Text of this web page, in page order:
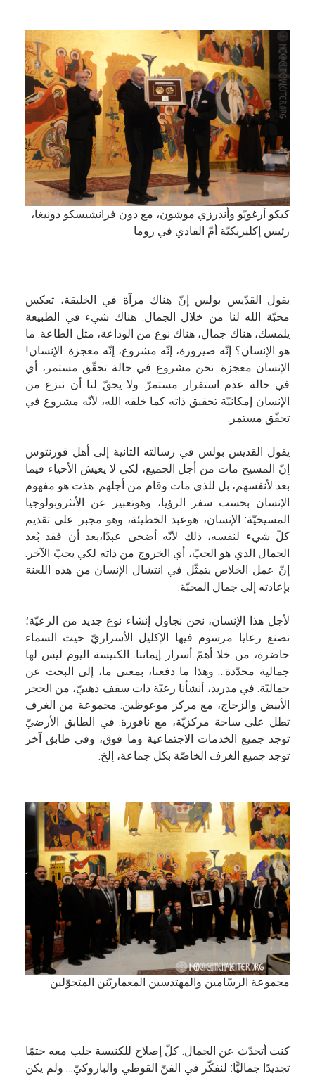
كيكو أرغويّو وأندرزي موشون، مع دون فرانشيسكو دونيغا،
رئيس إكليريكيّة أمّ الفادي في روما
يقول القدّيس بولس إنّ هناك مرآة في الخليقة، تعكس
محبّة الله لنا من خلال الجمال. هناك شيء في الطبيعة
يلمسك، هناك جمال، هناك نوع من الوداعة، مثل الطاعة. ما
هو الإنسان؟ إنّه صيرورة، إنّه مشروع، إنّه معجزة. الإنسان!
الإنسان معجزة. نحن مشروع في حالة تحقّق مستمر، أي
في حالة عدم استقرار مستمرّ. ولا يحقّ لنا أن ننزع من
الإنسان إمكانيّة تحقيق ذاته كما خلقه الله، لأنّه مشروع في
تحقّق مستمر.
يقول القديس بولس في رسالته الثانية إلى أهل قورنتوس
إنّ المسيح مات من أجل الجميع، لكي لا يعيش الأحياء فيما
بعد لأنفسهم، بل للذي مات وقام من أجلهم. هذت هو مفهوم
الإنسان بحسب سفر الرؤيا، وهوتعبير عن الأنثروبولوجيا
المسيحيّة: الإنسان، هوعبد الخطيئة، وهو مجبر على تقديم
كلّ شيء لنفسه، ذلك لأنّه أضحى عبدًا،بعد أن فقد بُعد
الجمال الذي هو الحبّ، أي الخروج من ذاته لكي يحبّ الآخر.
إنّ عمل الخلاص يتمثّل في انتشال الإنسان من هذه اللعنة
بإعادته إلى جمال المحبّة.
لأجل هذا الإنسان، نحن نجاول إنشاء نوع جديد من الرعيّة؛
نصنع رعايا مرسوم فيها الإكليل الأسراريّ حيث السماء
حاضرة، من خلا أهمّ أسرار إيماننا. الكنيسة اليوم ليس لها
جمالية محدّدة… وهذا ما دفعنا، بمعنى ما، إلى البحث عن
جماليّة. في مدريد، أنشأنا رعيّة ذات سقف ذهبيّ، من الحجر
الأبيض والزجاج، مع مركز موعوظين: مجموعة من الغرف
تطل على ساحة مركزيّة، مع نافورة. في الطابق الأرضيّ
توجد جميع الخدمات الاجتماعية وما فوق، وفي طابق آخر
توجد جميع الغرف الخاصّة بكل جماعة، إلخ.
مجموعة الرسّامين والمهتدسين المعماريّنن المتجوّلين
كنت أتحدّث عن الجمال. كلّ إصلاح للكنيسة جلب معه حتمًا
تجديدًا جماليًّا: لنفكّر في الفنّ القوطي والباروكيّ… ولم يكن